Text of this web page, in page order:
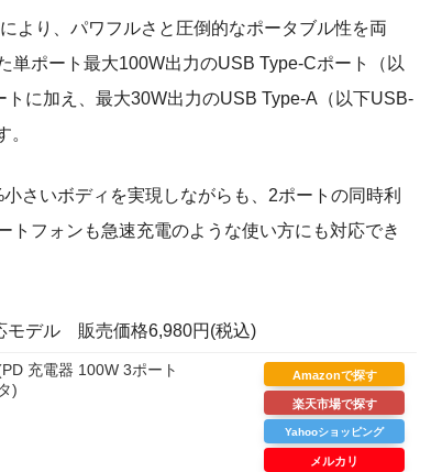
より、パワフルさと圧倒的なポータブル性を両
単ポート最大100W出力のUSB Type-Cポート（以
に加え、最大30W出力のUSB Type-A（以下USB-
。
さいボディを実現しながらも、2ポートの同時利
フォンも急速充電のような使い方にも対応でき
モデル 販売価格6,980円(税込)
充電器 100W 3ポート
)
Amazonで探す
楽天市場で探す
Yahooショッピング
メルカリ